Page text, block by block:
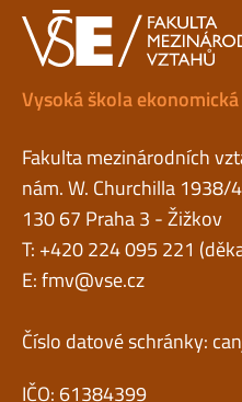
Vysoká škola
Fakulta mezinárodních
nám. W. Churchilla 1938/4
130 67 Praha 3 - Žižkov
T: +420 224 095 221
E:fmv@vse.cz
Číslo datové schránky:
IČO: 61384399